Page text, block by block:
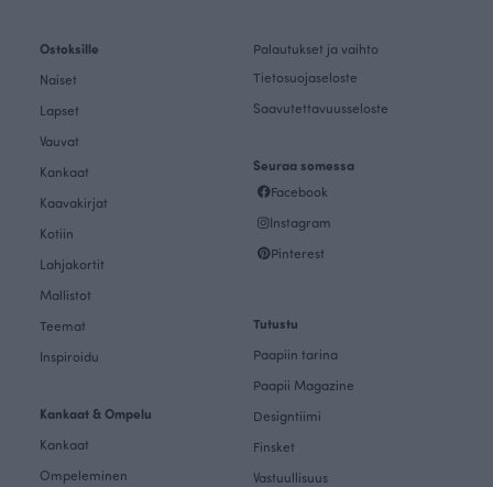
Ostoksille
Naiset
Lapset
Vauvat
Kankaat
Kaavakirjat
Kotiin
Lahjakortit
Mallistot
Teemat
Inspiroidu
Kankaat & Ompelu
Kankaat
Ompeleminen
Palautukset ja vaihto
Tietosuojaseloste
Saavutettavuusseloste
Seuraa somessa
Facebook
Instagram
Pinterest
Tutustu
Paapiin tarina
Paapii Magazine
Designtiimi
Finsket
Vastuullisuus